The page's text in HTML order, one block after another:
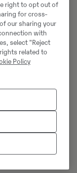
right to opt out of
for cross-
our sharing your
with
select "Reject
related to
Policy